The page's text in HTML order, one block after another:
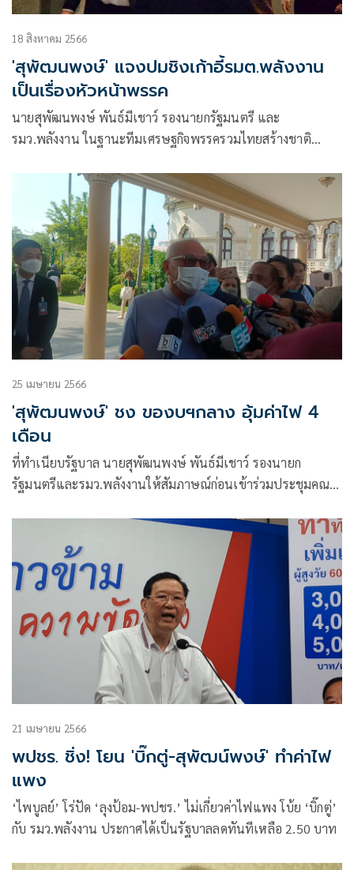
18 สิงหาคม 2566
'สุพัฒนพงษ์​' แจงปมชิงเก้าอี้รมต.พลังงาน​
เป็นเรื่องหัวหน้าพรรค
นายสุพัฒนพงษ์​ พันธ์มีเชาว์​ รองนายกรัฐมนตรี​ และ
รมว.พลังงาน​ ในฐานะทีมเศรษฐกิจพรรครวมไทยสร้างชาติ​
25 เมษายน 2566
'สุพัฒนพงษ์' ชง ของบฯกลาง อุ้มค่าไฟ 4
เดือน
ที่ทำเนียบรัฐบาล นายสุพัฒนพงษ์ พันธ์มีเชาว์ รองนายก
รัฐมนตรีและรมว.พลังงานให้สัมภาษณ์ก่อนเข้าร่วมประชุมคณะ
21 เมษายน 2566
พปชร. ชิ่ง! โยน 'บิ๊กตู่-สุพัฒน์พงษ์' ทำค่าไฟ
แพง
‘ไพบูลย์’ โร่ปัด ‘ลุงป้อม-พปชร.’ ไม่เกี่ยวค่าไฟแพง โบ้ย ‘บิ๊กตู่’
กับ รมว.พลังงาน ประกาศได้เป็นรัฐบาลลดทันทีเหลือ 2.50 บาท